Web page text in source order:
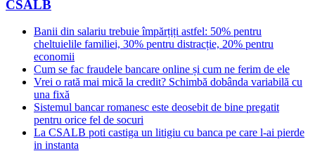
CSALB
Banii din salariu trebuie împărțiți astfel: 50% pentru
cheltuielile familiei, 30% pentru distracție, 20% pentru
economii
Cum se fac fraudele bancare online și cum ne ferim de ele
Vrei o rată mai mică la credit? Schimbă dobânda variabilă cu
una fixă
Sistemul bancar romanesc este deosebit de bine pregatit
pentru orice fel de socuri
La CSALB poti castiga un litigiu cu banca pe care l-ai pierde
in instanta